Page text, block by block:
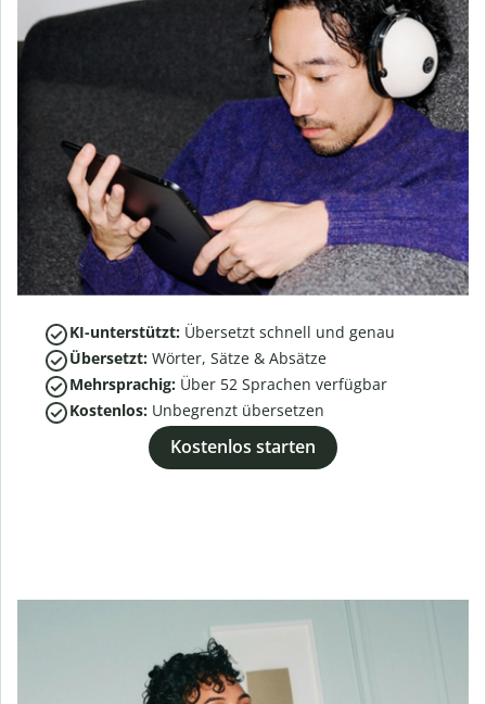
KI-unterstützt: Übersetzt schnell und genau
Übersetzt: Wörter, Sätze & Absätze
Mehrsprachig: Über 52 Sprachen verfügbar
Kostenlos: Unbegrenzt übersetzen
Kostenlos starten